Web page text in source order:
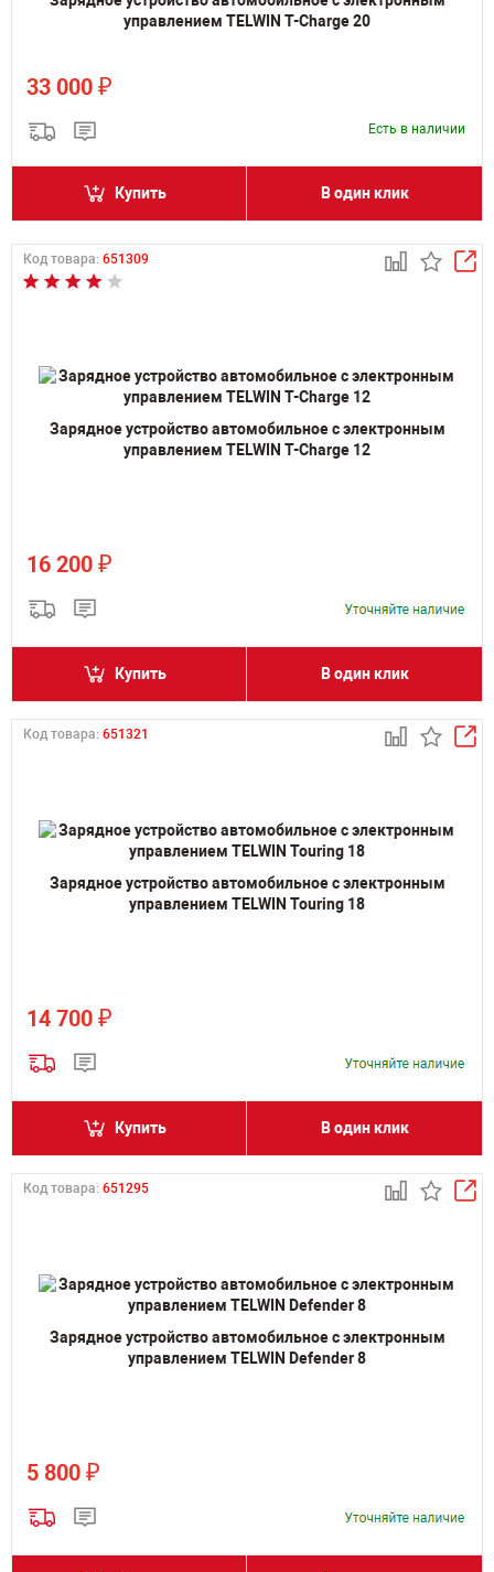
управлением TELWIN T-Charge 20
33 000 ₽
Есть в наличии
Купить В один клик
Код товара: 651309
Зарядное устройство автомобильное с электронным
управлением TELWIN T-Charge 12
16 200 ₽
Купить В один клик
Код товара: 651321
Зарядное устройство автомобильное с электронным
управлением TELWIN Touring 18
14 700 ₽
Купить В один клик
Код товара: 651295
Зарядное устройство автомобильное с электронным
управлением TELWIN Defender 8
5 800 ₽